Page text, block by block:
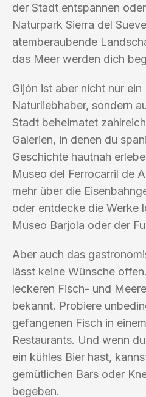
der Stadt entspannen
Naturpark Sierra del
atemberaubende
das Meer werden dich
Gijón ist aber nicht nur ein
Naturliebhaber, sondern
Stadt beheimatet
Galerien, in denen du
Geschichte hautnah
Museo del Ferrocarril de
mehr über die
oder entdecke die Werke
Museo Barjola oder der
Aber auch das
lässt keine Wünsche
leckeren Fisch- und
bekannt. Probiere
gefangenen Fisch in
Restaurants. Und wenn
ein kühles Bier hast,
gemütlichen Bars oder
begeben.